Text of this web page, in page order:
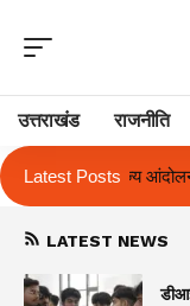
उत्तराखंड राजनीति
Latest Posts
बिष्ट के परिचय पत्र में
LATEST NEWS